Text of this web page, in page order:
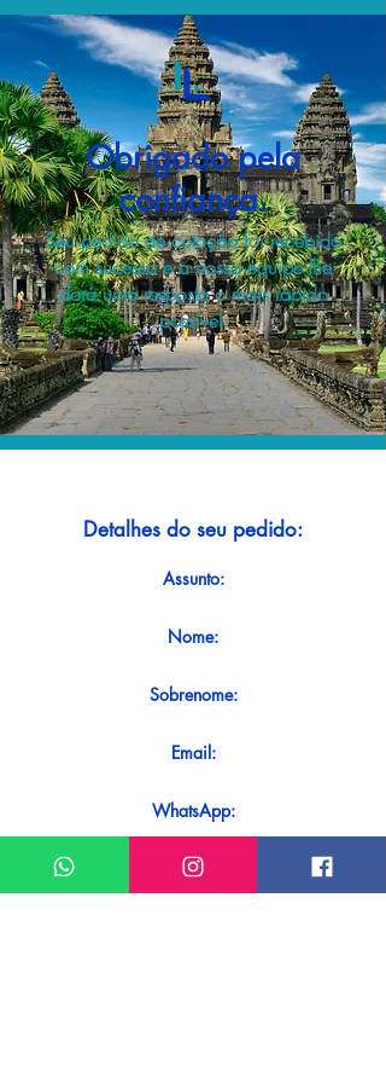
Obrigado pela
confiança.
Seu pedido de cotação foi recebido
com sucesso e a nossa equipe lhe
dará uma resposta o mais rápido
possível.
Detalhes do seu pedido:
Assunto:
Nome:
Sobrenome:
Email:
WhatsApp:
Mensagem: